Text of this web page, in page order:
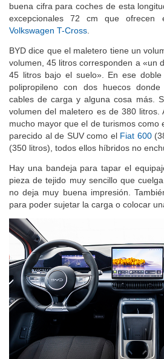
buena cifra para coches de esta
excepcionales 72 cm que ofrecen
Volkswagen T-Cross.
BYD dice que el maletero tiene un
volumen, 45 litros corresponden a «un
45 litros bajo el suelo». En ese
polipropileno con dos huecos
cables de carga y alguna cosa más.
volumen del maletero es de 380 litros.
mucho mayor que el de turismos como
parecido al de SUV como el Fiat 600
(350 litros), todos ellos híbridos no
Hay una bandeja para tapar el
pieza de tejido muy sencillo que
no deja muy buena impresión.
para poder sujetar la carga o colocar